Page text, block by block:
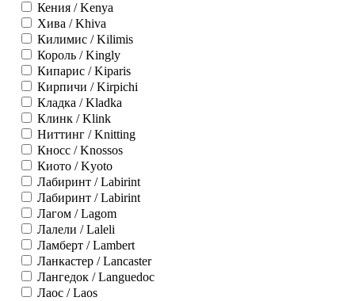
Кения / Kenya
Хива / Khiva
Килимис / Kilimis
Король / Kingly
Кипарис / Kiparis
Кирпичи / Kirpichi
Кладка / Kladka
Клинк / Klink
Ниттинг / Knitting
Кносс / Knossos
Киото / Kyoto
Лабиринт / Labirint
Лабиринт / Labirint
Лагом / Lagom
Лалели / Laleli
Ламберт / Lambert
Ланкастер / Lancaster
Лангедок / Languedoc
Лаос / Laos